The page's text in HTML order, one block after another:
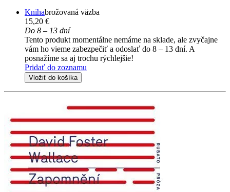
Knihabrožovaná väzba
15,20 €
Do 8 – 13 dní
Tento produkt momentálne nemáme na sklade, ale zvyčajne
vám ho vieme zabezpečiť a odoslať do 8 – 13 dní. A
posnažíme sa aj trochu rýchlejšie!
Pridať do zoznamu
Vložiť do košíka